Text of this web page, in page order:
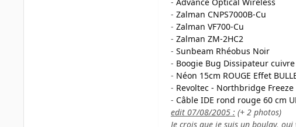
- Zalman CNPS7000B-Cu
- Zalman VF700-Cu
- Zalman ZM-2HC2
- Sunbeam Rhéobus Noir
- Boogie Bug Dissipateur cuivre
- Néon 15cm ROUGE Effet
- Revoltec - Northbridge Freeze
- Câble IDE rond rouge 60 cm
edit 07/08/2005 : (+ 2 photos)
Je crois que je suis un boulay,